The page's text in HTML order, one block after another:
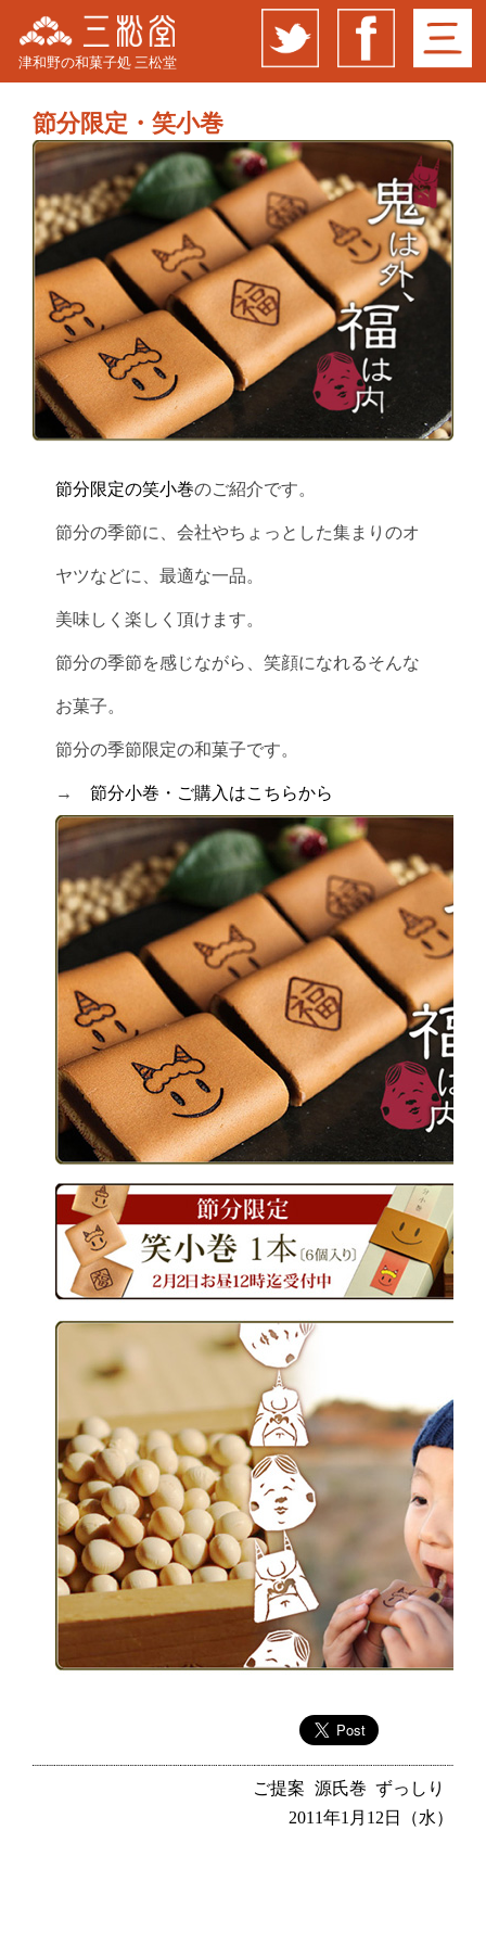
津和野の和菓子処 三松堂
節分限定・笑小巻
節分限定の笑小巻のご紹介です。
節分の季節に、会社やちょっとした集まりのオ
ヤツなどに、最適な一品。
美味しく楽しく頂けます。
節分の季節を感じながら、笑顔になれるそんな
お菓子。
節分の季節限定の和菓子です。
→ 節分小巻・ご購入はこちらから
ご提案 源氏巻 ずっしり
2011年1月12日（水）